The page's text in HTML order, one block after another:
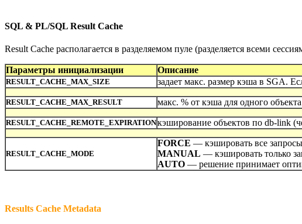
SQL & PL/SQL Result Cache
Result Cache располагается в разделяемом пуле (разделяется всеми
Параметры инициализации Описание
RESULT_CACHE_MAX_SIZE задает макс. размер кэша в SGA.
RESULT_CACHE_MAX_RESULT макс. % от кэша для одного объекта
RESULT_CACHE_REMOTE_EXPIRATIONкэширование объектов по db-link
RESULT_CACHE_MODE
FORCE — кэшировать все запросы
MANUAL — кэшировать только
AUTO — решение принимает
Results Cache Metadata